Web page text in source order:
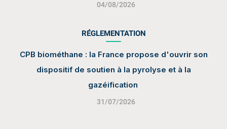
04/08/2026
RÉGLEMENTATION
CPB biométhane : la France propose d'ouvrir son
dispositif de soutien à la pyrolyse et à la
gazéification
31/07/2026